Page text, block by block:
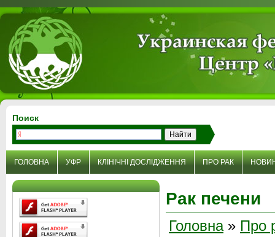
Поиск
ГОЛОВНА УФР КЛІНІЧНІ ДОСЛІДЖЕННЯ ПРО РАК
Рак печени
Головна» Про